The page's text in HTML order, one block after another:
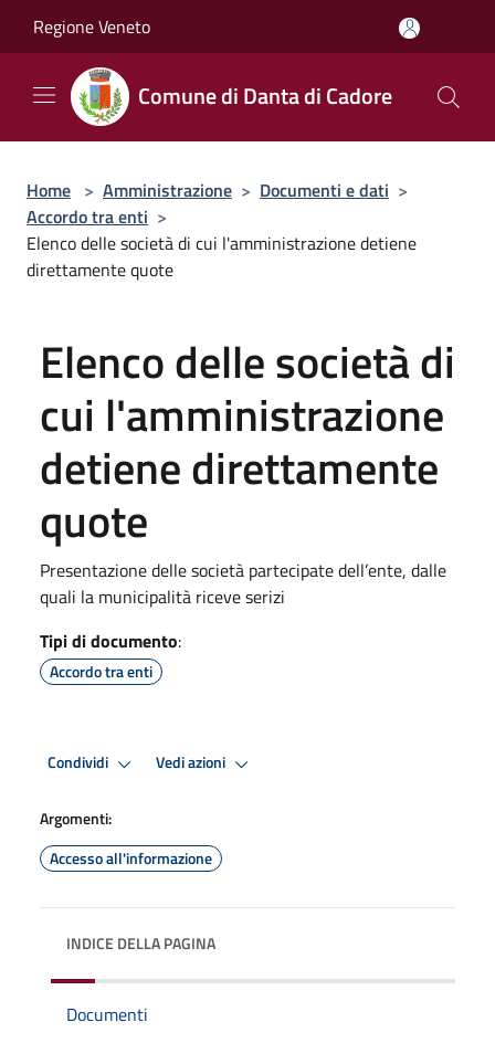
Regione Veneto
Comune di Danta di Cadore
Home > Amministrazione > Documenti e dati >
Accordo tra enti >
Elenco delle società di cui l'amministrazione detiene
direttamente quote
Elenco delle società di
cui l'amministrazione
detiene direttamente
quote
Presentazione delle società partecipate dell’ente, dalle
quali la municipalità riceve serizi
Tipi di documento:
Accordo tra enti
Condividi Vedi azioni
Argomenti:
Accesso all'informazione
INDICE DELLA PAGINA
Documenti